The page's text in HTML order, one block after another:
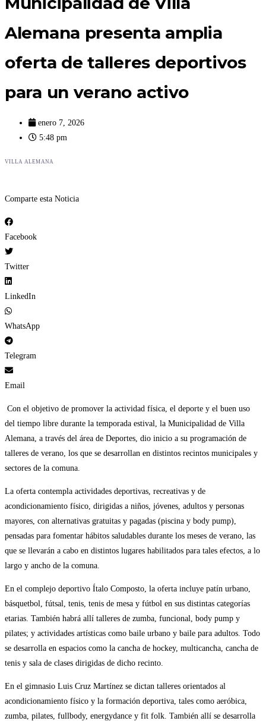
Alemana presenta amplia
oferta de talleres deportivos
para un verano activo
enero 7, 2026
5:48 pm
VILLA ALEMANA
Comparte esta Noticia
Facebook
Twitter
LinkedIn
WhatsApp
Telegram
Email
Con el objetivo de promover la actividad física, el deporte y el buen uso
del tiempo libre durante la temporada estival, la Municipalidad de Villa
Alemana, a través del área de Deportes, dio inicio a su programación de
talleres de verano, los que se desarrollan en distintos recintos municipales y
sectores de la comuna.
La oferta contempla actividades deportivas, recreativas y de
acondicionamiento físico, dirigidas a niños, jóvenes, adultos y personas
mayores, con alternativas gratuitas y pagadas (piscina y body pump),
pensadas para fomentar hábitos saludables durante los meses de verano, las
que se llevarán a cabo en distintos lugares habilitados para tales efectos, a lo
largo y ancho de la comuna.
En el complejo deportivo Ítalo Composto, la oferta incluye patín urbano,
básquetbol, fútsal, tenis, tenis de mesa y fútbol en sus distintas categorías
etarias. También habrá allí talleres de zumba, funcional, body pump y
pilates; y actividades artísticas como baile urbano y baile para adultos. Todo
se desarrolla en espacios como la cancha de hockey, multicancha, cancha de
tenis y sala de clases dirigidas de dicho recinto.
En el gimnasio Luis Cruz Martínez se dictan talleres orientados al
acondicionamiento físico y la formación deportiva, tales como aeróbica,
zumba, pilates, fullbody, energydance y fit folk. También allí se desarrolla